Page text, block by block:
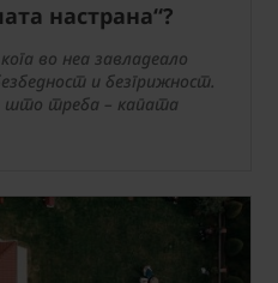
настрана“?
во неа завладеало
и безгрижност.
што треба – капата